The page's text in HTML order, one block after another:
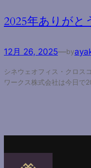
2025年ありがと
12月 26, 2025—by
シネウェオフィス・クロス
ワークス株式会社は今日で